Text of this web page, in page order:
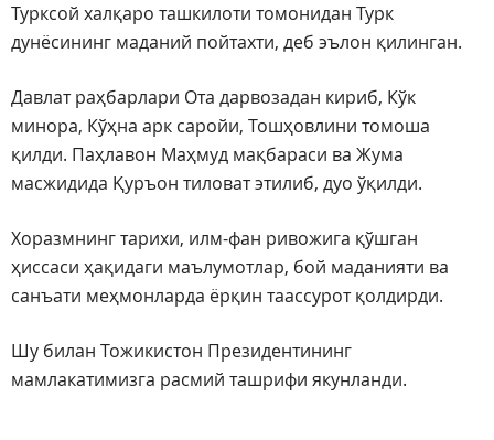
Турксой халқаро ташкилоти томонидан Турк
дунёсининг маданий пойтахти, деб эълон қилинган.
Давлат раҳбарлари Ота дарвозадан кириб, Кўк
минора, Кўҳна арк саройи, Тошҳовлини томоша
қилди. Паҳлавон Маҳмуд мақбараси ва Жума
масжидида Қуръон тиловат этилиб, дуо ўқилди.
Хоразмнинг тарихи, илм-фан ривожига қўшган
ҳиссаси ҳақидаги маълумотлар, бой маданияти ва
санъати меҳмонларда ёрқин таассурот қолдирди.
Шу билан Тожикистон Президентининг
мамлакатимизга расмий ташрифи якунланди.